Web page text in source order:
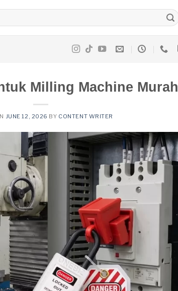
Milling Machine Murah
JUNE 12, 2026 BY CONTENT WRITER